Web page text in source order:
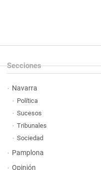
Secciones
Navarra
Política
Sucesos
Tribunales
Sociedad
Pamplona
Opinión